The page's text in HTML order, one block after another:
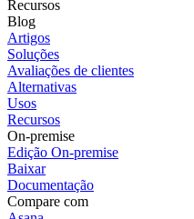
Recursos
Blog
Artigos
Soluções
Avaliações de clientes
Alternativas
Usos
Recursos
On-premise
Edição On-premise
Baixar
Documentação
Compare com